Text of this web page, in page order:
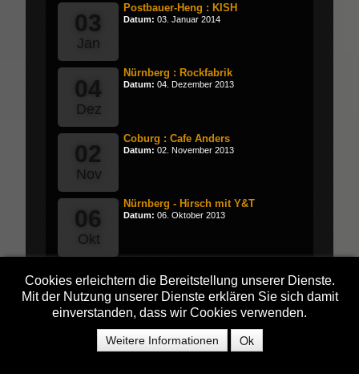
03
Jan
Postbauer-Heng : KISH
Datum: 03. Januar 2014
04
Dez
Nürnberg : Rockfabrik
Datum: 04. Dezember 2013
02
Nov
Coburg : Cafe Anders
Datum: 02. November 2013
06
Okt
Nürnberg - Hirsch mit Y&T
Datum: 06. Oktober 2013
06
Okt
Datum:06. Oktober 2013
30
Bamberg : Live Club
Datum:30. September 2013
Cookies erleichtern die Bereitstellung unserer Dienste.
Mit der Nutzung unserer Dienste erklären Sie sich damit
einverstanden, dass wir Cookies verwenden.
Weitere Informationen Ok